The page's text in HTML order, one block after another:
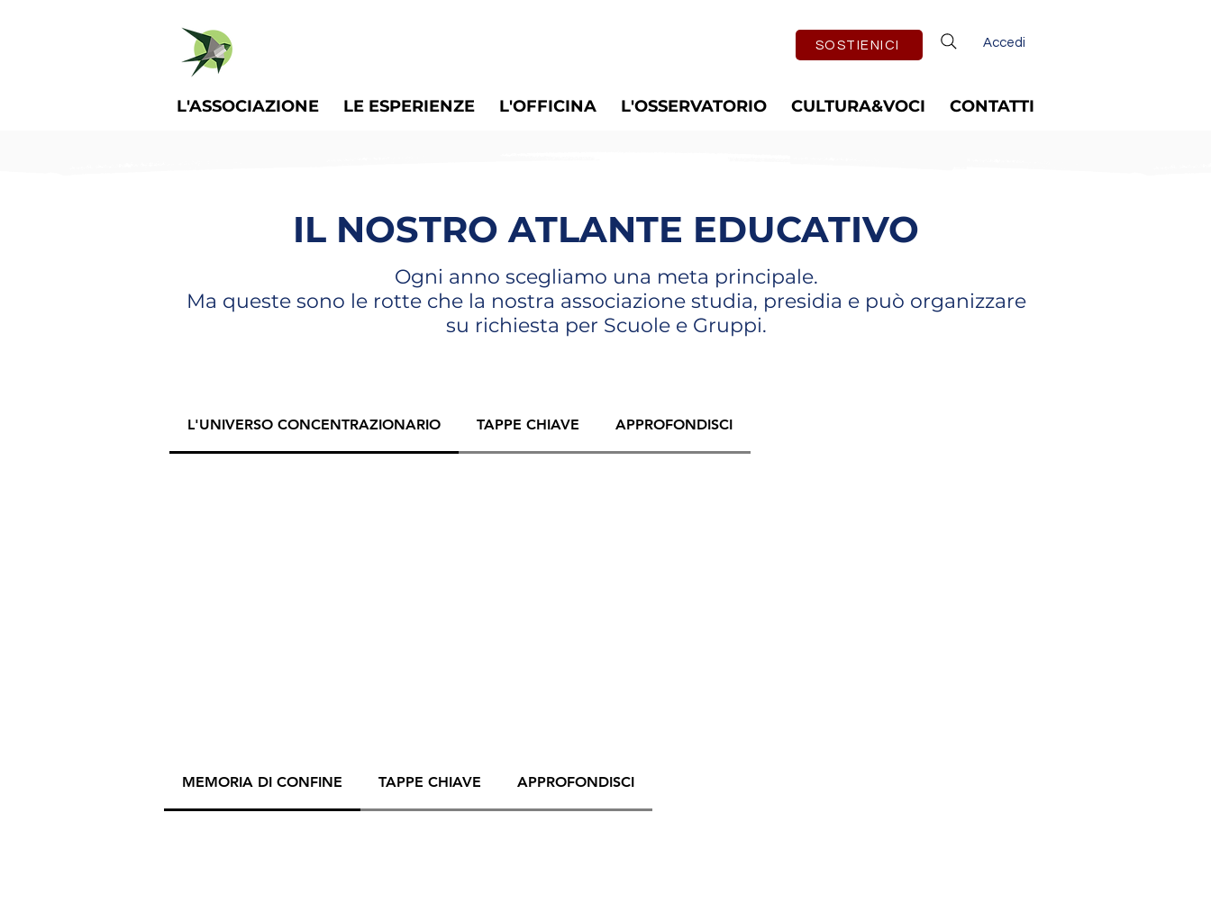
SOSTIENICI Accedi
L'ASSOCIAZIONE LE ESPERIENZE L'OFFICINA L'OSSERVATORIO CULTURA&VOCI CONTATTI
IL NOSTRO ATLANTE EDUCATIVO
Ogni anno scegliamo una meta principale.
Ma queste sono le rotte che la nostra associazione studia, presidia e può organizzare
su richiesta per Scuole e Gruppi.
L'UNIVERSO CONCENTRAZIONARIO TAPPE CHIAVE APPROFONDISCI
MEMORIA DI CONFINE TAPPE CHIAVE APPROFONDISCI